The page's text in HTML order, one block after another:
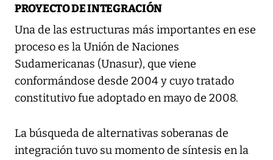
PROYECTO DE INTEGRACIÓN
Una de las estructuras más importantes en ese
proceso es la Unión de Naciones
Sudamericanas (Unasur), que viene
conformándose desde 2004 y cuyo tratado
constitutivo fue adoptado en mayo de 2008.
La búsqueda de alternativas soberanas de
integración tuvo su momento de síntesis en la